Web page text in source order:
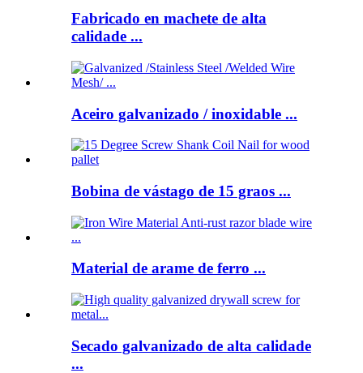
Fabricado en machete de alta
calidade ...
Aceiro galvanizado / inoxidable ...
Bobina de vástago de 15 graos ...
Material de arame de ferro ...
Secado galvanizado de alta calidade
...